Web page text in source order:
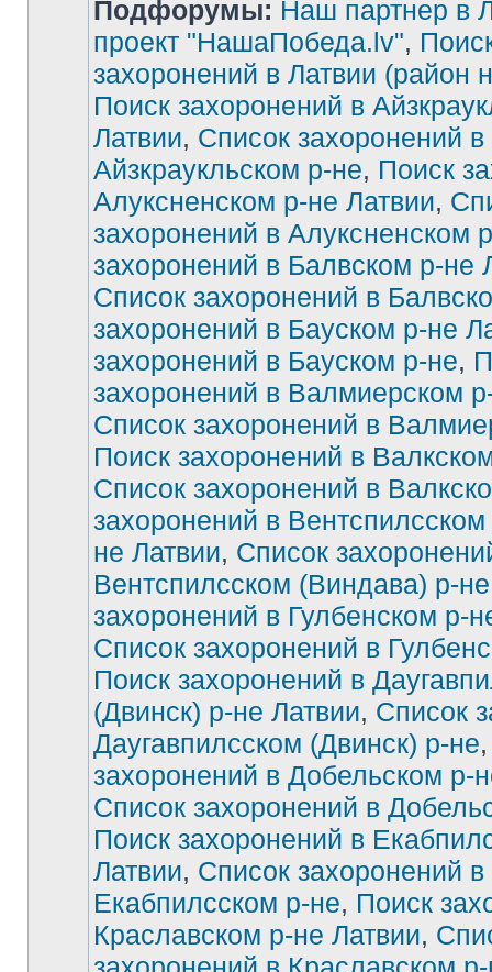
Подфорумы: Наш партнер в
проект "НашаПобеда.lv",
захоронений в Латвии (район
Поиск захоронений в
Латвии, Список захоронений в
Айзкраукльском р-не, Поиск
Алуксненском р-не Латвии,
захоронений в Алуксненском
захоронений в Балвском р-не
Список захоронений в
захоронений в Бауском р-не
захоронений в Бауском р-не,
захоронений в Валмиерском
Список захоронений в
Поиск захоронений в
Список захоронений в
захоронений в
не Латвии, Список
Вентспилсском (Виндава) р-не
захоронений в Гулбенском р-
Список захоронений в
Поиск захоронений в
(Двинск) р-не Латвии, Список
Даугавпилсском (Двинск) р-не
захоронений в Добельском р-
Список захоронений в
Поиск захоронений в
Латвии, Список захоронений в
Екабпилсском р-не, Поиск
Краславском р-не Латвии,